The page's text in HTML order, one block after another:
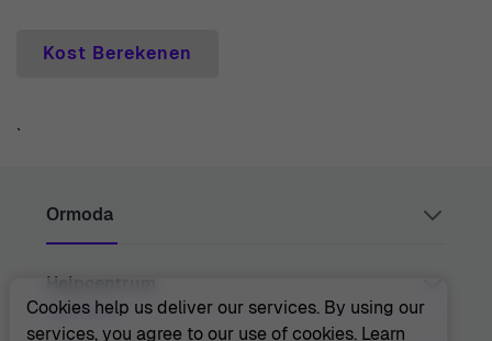
Kost Berekenen
`
Ormoda
Juul Grietensstraat 9/11, 2140 Antwerp, Belgium
support@ormoda.com
Maandag t/m donderdag tussen 09:30 en 18:00 uur
Helpcentrum
Cookies help us deliver our services. By using our
services, you agree to our use of cookies. Learn